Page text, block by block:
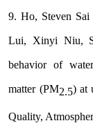
9. Ho, Steven
Lui, Xinyi Niu,
behavior of
matter (PM2.5) at
Quality,